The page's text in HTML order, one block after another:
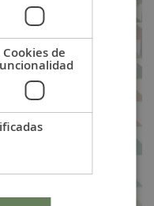
Cookies de